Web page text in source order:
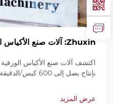
Zhuxin: آلات صنع الأكياس الورقية مبنية لتكون متينة
اكتشف آلات صنع الأكياس الورقية
بإنتاج يصل إلى
وخدمة سريعة. اطلب عرض سعر
عرض المزيد